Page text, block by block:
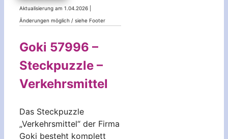
Aktualisierung am 1.04.2026 |
Änderungen möglich / siehe Footer
Goki 57996 –
Steckpuzzle –
Verkehrsmittel
Das Steckpuzzle
„Verkehrsmittel“ der Firma
Goki besteht komplett